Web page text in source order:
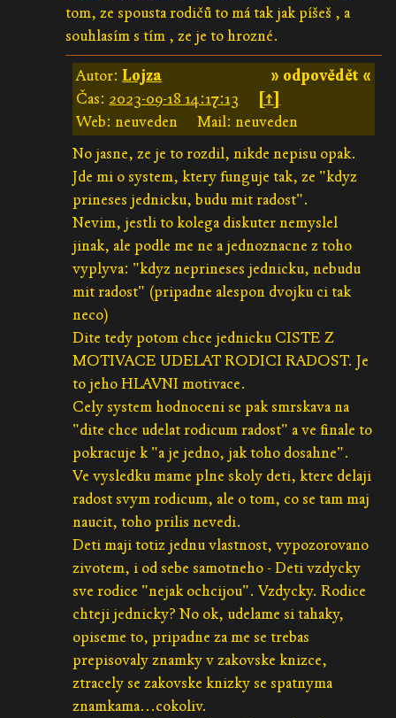
tom, ze spousta rodičů to má tak jak píšeš , a
souhlasím s tím , ze je to hrozné.
» odpovědět «
Autor:Lojza
Čas: 2023-09-18 14:17:13
[↑]
Web: neuveden
Mail: neuveden
No jasne, ze je to rozdil, nikde nepisu opak.
Jde mi o system, ktery funguje tak, ze "kdyz
prineses jednicku, budu mit radost".
Nevim, jestli to kolega diskuter nemyslel
jinak, ale podle me ne a jednoznacne z toho
vyplyva: "kdyz neprineses jednicku, nebudu
mit radost" (pripadne alespon dvojku ci tak
neco)
Dite tedy potom chce jednicku CISTE Z
MOTIVACE UDELAT RODICI RADOST. Je
to jeho HLAVNI motivace.
Cely system hodnoceni se pak smrskava na
"dite chce udelat rodicum radost" a ve finale to
pokracuje k "a je jedno, jak toho dosahne".
Ve vysledku mame plne skoly deti, ktere delaji
radost svym rodicum, ale o tom, co se tam maj
naucit, toho prilis nevedi.
Deti maji totiz jednu vlastnost, vypozorovano
zivotem, i od sebe samotneho - Deti vzdycky
sve rodice "nejak ochcijou". Vzdycky. Rodice
chteji jednicky? No ok, udelame si tahaky,
opiseme to, pripadne za me se trebas
prepisovaly znamky v zakovske knizce,
ztracely se zakovske knizky se spatnyma
znamkama...cokoliv.